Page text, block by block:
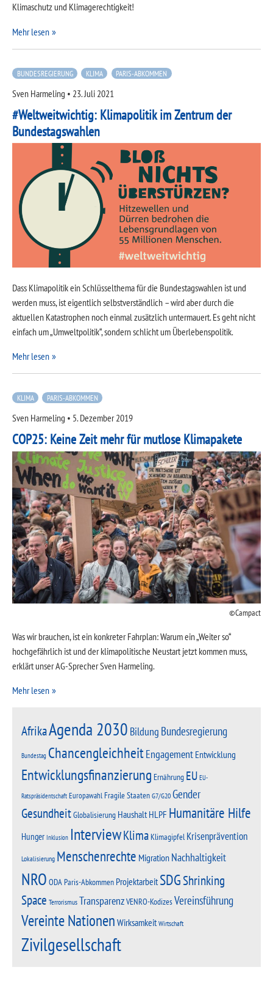
Klimaschutz und Klimagerechtigkeit!
Mehr lesen
BUNDESREGIERUNG KLIMA PARIS-ABKOMMEN
Sven Harmeling • 23. Juli 2021
#Weltweitwichtig: Klimapolitik im Zentrum der
Bundestagswahlen
Dass Klimapolitik ein Schlüsselthema für die Bundestagswahlen ist und
werden muss, ist eigentlich selbstverständlich – wird aber durch die
aktuellen Katastrophen noch einmal zusätzlich untermauert. Es geht nicht
einfach um „Umweltpolitik“, sondern schlicht um Überlebenspolitik.
Mehr lesen
KLIMA PARIS-ABKOMMEN
Sven Harmeling • 5. Dezember 2019
COP25: Keine Zeit mehr für mutlose Klimapakete
Campact
Was wir brauchen, ist ein konkreter Fahrplan: Warum ein „Weiter so“
hochgefährlich ist und der klimapolitische Neustart jetzt kommen muss,
erklärt unser AG-Sprecher Sven Harmeling.
Mehr lesen
AfrikaAgenda 2030 Bildung Bundesregierung
Bundestag ChancengleichheitEngagement Entwicklung
Entwicklungsfinanzierung Ernährung EU EU-
Ratspräsidentschaft EuropawahlFragile StaatenG7/G20Gender
GesundheitGlobalisierung HaushaltHLPF Humanitäre Hilfe
Hunger Inklusion InterviewKlimaKlimagipfel Krisenprävention
Lokalisierung Menschenrechte Migration Nachhaltigkeit
NRO ODAParis-Abkommen ProjektarbeitSDGShrinking
Space TerrorismusTransparenzVENRO-KodizesVereinsführung
Vereinte Nationen Wirksamkeit Wirtschaft
Zivilgesellschaft